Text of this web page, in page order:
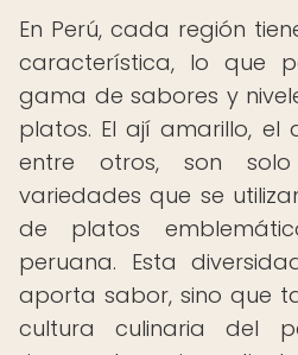
En Perú, cada región
característica, lo que
gama de sabores y
platos. El ají amarillo, el
entre otros, son
variedades que se
de platos
peruana. Esta
aporta sabor, sino que
cultura culinaria del